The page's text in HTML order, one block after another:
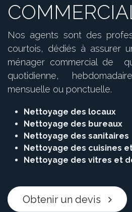
Nos agents sont des
courtois, dédiés à assurer
ménager commercial de
quotidienne,
mensuelle ou ponctuelle.
Nettoyage des locaux
Nettoyage des bureaux
Nettoyage des sanitaires
Nettoyage des cuisines
Nettoyage des vitres et
Obtenir un devis